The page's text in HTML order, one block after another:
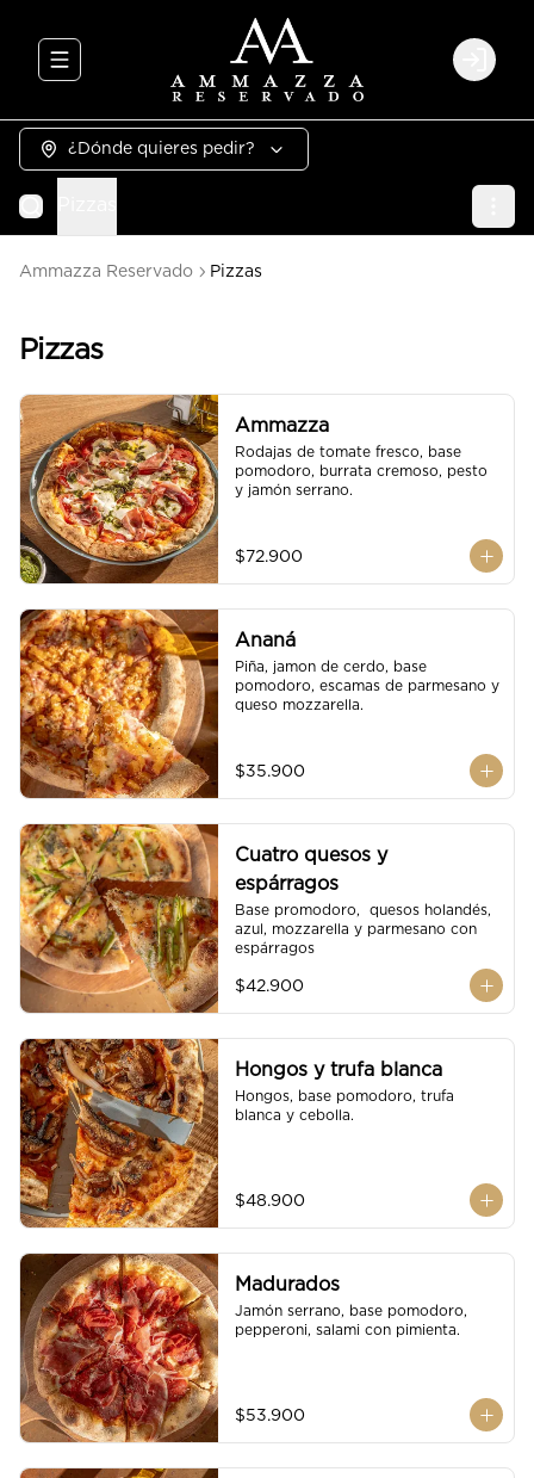
Abrir menu de navegación Login
¿Dónde quieres pedir?
Ammazza Reservado Pizzas
Pizzas
Ammazza
Rodajas de tomate fresco, base
pomodoro, burrata cremoso, pesto
y jamón serrano.
$72.900
Ananá
Piña, jamon de cerdo, base
pomodoro, escamas de parmesano y
queso mozzarella.
$35.900
Cuatro quesos y
espárragos
Base promodoro,  quesos holandés,
azul, mozzarella y parmesano con
espárragos
$42.900
Hongos y trufa blanca
Hongos, base pomodoro, trufa
blanca y cebolla.
$48.900
Madurados
Jamón serrano, base pomodoro,
pepperoni, salami con pimienta.
$53.900